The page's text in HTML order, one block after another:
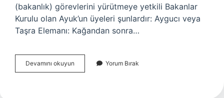
(bakanlık) görevlerini yürütmeye yetkili Bakanlar
Kurulu olan Ayuk’un üyeleri şunlardır: Aygucı veya
Taşra Elemanı: Kağandan sonra…
Devamını okuyun
Ne
Yorum Bırak